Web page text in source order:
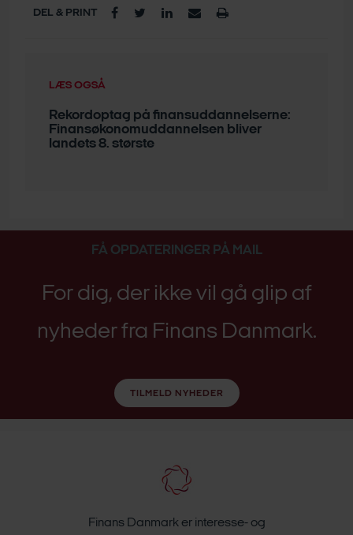
DEL & PRINT
LÆS OGSÅ
Rekordoptag på finansuddannelserne:
Finansøkonomuddannelsen bliver
landets 8. største
FÅ OPDATERINGER PÅ MAIL
For dig, der ikke vil gå glip af
nyheder fra Finans Danmark.
TILMELD NYHEDER
Finans Danmark er interesse- og